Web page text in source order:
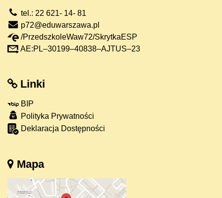
tel.: 22 621- 14- 81
p72@eduwarszawa.pl
/PrzedszkoleWaw72/SkrytkaESP
AE:PL–30199–40838–AJTUS–23
Linki
BIP
Polityka Prywatności
Deklaracja Dostępności
Mapa